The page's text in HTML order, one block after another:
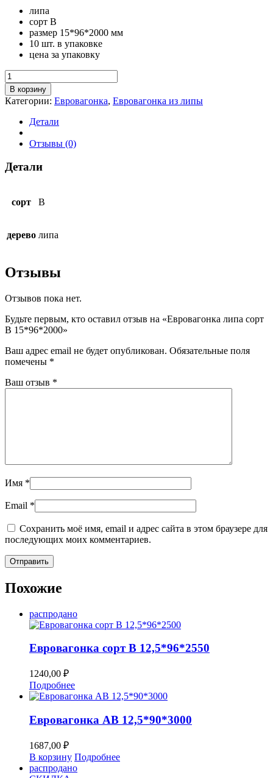
липа
сорт В
размер 15*96*2000 мм
10 шт. в упаковке
цена за упаковку
Количество
товара
Евровагонка
липа
сорт
15*96*2000
В корзину
Категории: Евровагонка, Евровагонка из липы
Детали
Отзывы (0)
Детали
сорт B
дерево липа
Отзывы
Отзывов пока нет.
Будьте первым, кто оставил отзыв на «Евровагонка липа сорт
В 15*96*2000»
Ваш адрес email не будет опубликован. Обязательные поля
помечены *
Ваш отзыв *
Имя *
Email *
Сохранить моё имя, email и адрес сайта в этом браузере для
последующих моих комментариев.
Похожие
распродано
Евровагонка сорт В 12,5*96*2550
1240,00 ₽
Подробнее
Евровагонка AB 12,5*90*3000
1687,00 ₽
В корзину Подробнее
распродано